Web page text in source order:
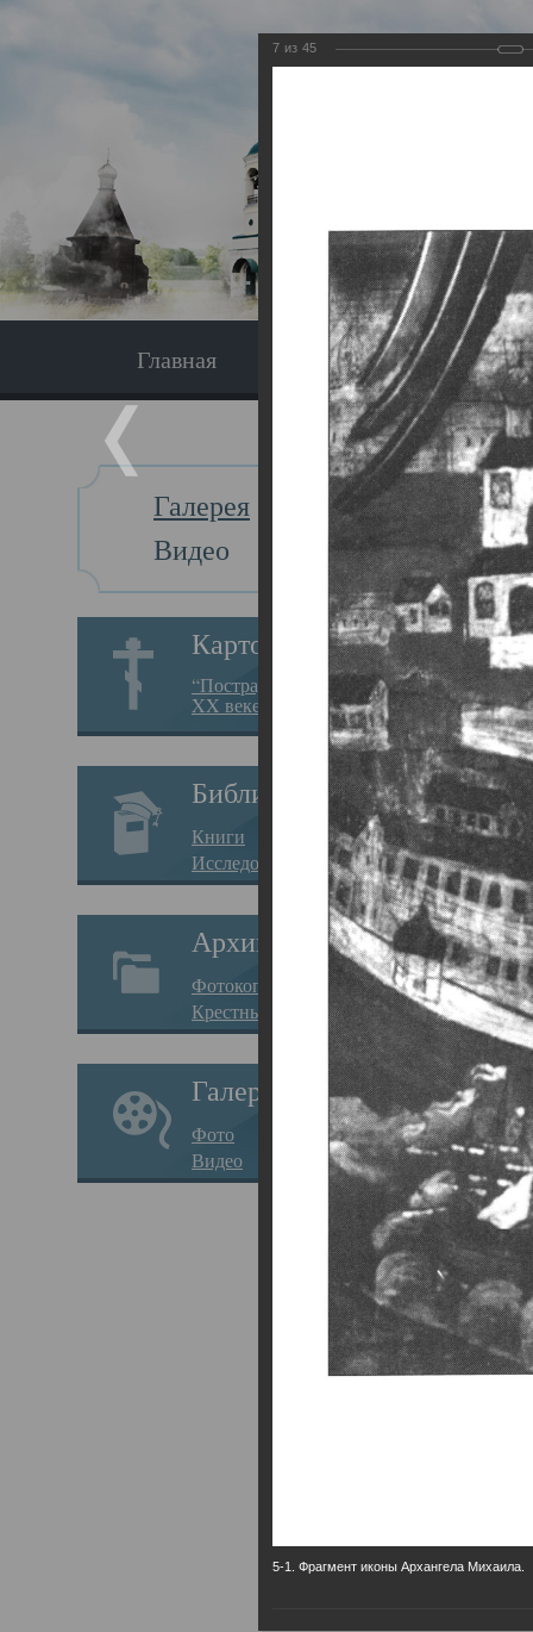
Главная Экскурсия
Галерея
Видео
Картотека
“Пострадавшие за веру в
XX веке на Севере”
Библиотека
Книги
Исследования
Архив
Фотокопии дел
Крестные ходы
Галерея
Фото
Видео
Главная
7 из 45
5-1. Фрагмент иконы Архангела Михаила.